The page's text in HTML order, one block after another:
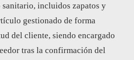
incluidos zapatos y
gestionado de forma
del cliente, siendo encargado
tras la confirmación del